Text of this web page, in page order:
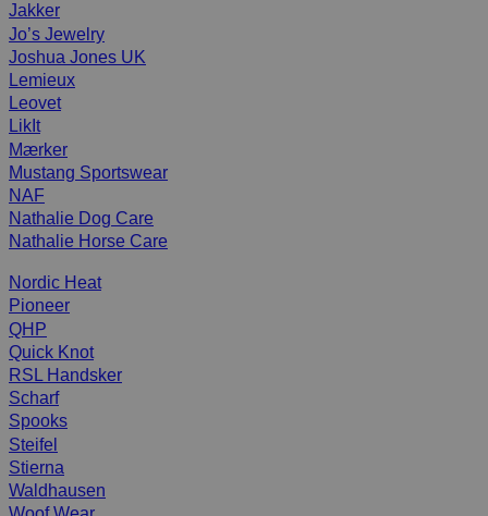
Jakker
Jo’s Jewelry
Joshua Jones UK
Lemieux
Leovet
LikIt
Mærker
Mustang Sportswear
NAF
Nathalie Dog Care
Nathalie Horse Care
Nordic Heat
Pioneer
QHP
Quick Knot
RSL Handsker
Scharf
Spooks
Steifel
Stierna
Waldhausen